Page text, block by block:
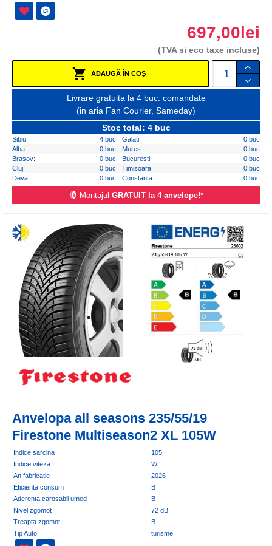
697,00lei
(TVA si eco taxe incluse)
ADAUGĂ ÎN COŞ
Livrare gratuita la 4 buc. comandate
(in aria Fan Courier, Sameday)
Stoc total: 4 buc
Sibiu: 4 buc Galati:
0 buc
Alba:
0 buc Mures:
0 buc
Brasov:
0 buc Bucuresti:
0 buc
Cluj:
0 buc Timisoara:
0 buc
Deva:
0 buc Constanta: 0 buc
Montajul GRATUIT la 4 anvelope!*
Anvelopa all seasons 235/55/19
Firestone Multiseason2 XL 105W
Indice sarcina
105
Indice viteza
W
An fabricatie
2026
Eficienta consum
B
Aderenta carosabil umed
B
Nivel zgomot
72 dB
Treapta zgomot
B
Tip Auto
turisme